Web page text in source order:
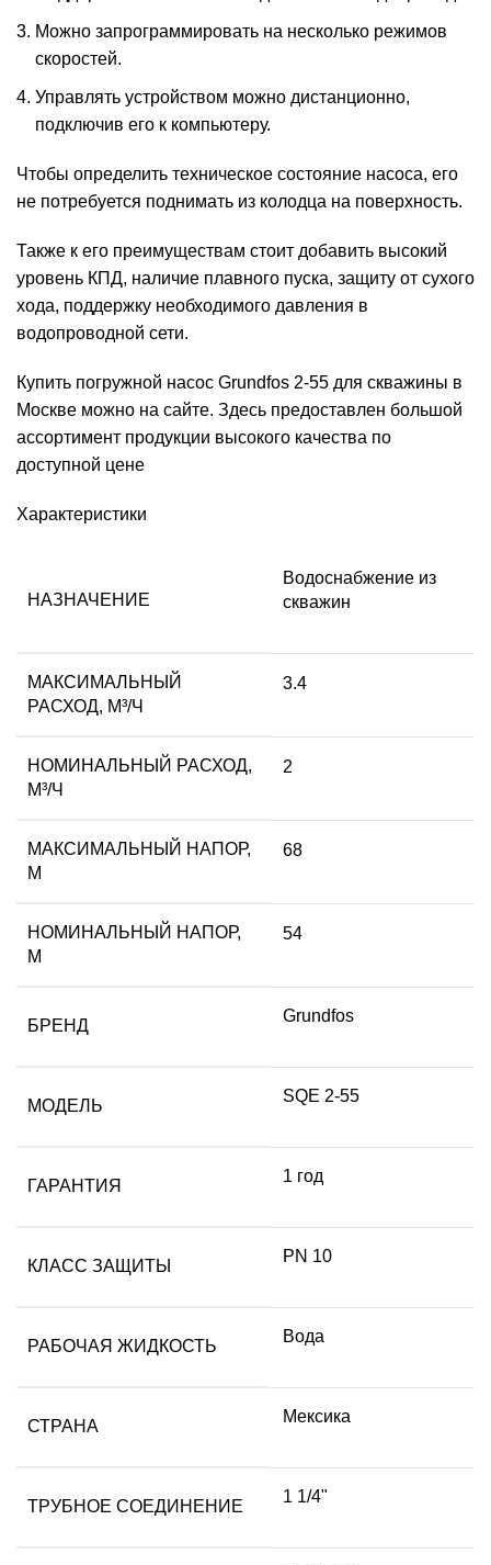
Можно запрограммировать на несколько режимов
скоростей.
Управлять устройством можно дистанционно,
подключив его к компьютеру.
Чтобы определить техническое состояние насоса, его
не потребуется поднимать из колодца на поверхность.
Также к его преимуществам стоит добавить высокий
уровень КПД, наличие плавного пуска, защиту от сухого
хода, поддержку необходимого давления в
водопроводной сети.
Купить погружной насос Grundfos 2-55 для скважины в
Москве можно на сайте. Здесь предоставлен большой
ассортимент продукции высокого качества по
доступной цене
Характеристики
НАЗНАЧЕНИЕ
Водоснабжение из
скважин
МАКСИМАЛЬНЫЙ
РАСХОД, М³/Ч
3.4
НОМИНАЛЬНЫЙ РАСХОД,
М³/Ч
2
МАКСИМАЛЬНЫЙ НАПОР,
М
68
НОМИНАЛЬНЫЙ НАПОР,
М
54
БРЕНД
Grundfos
МОДЕЛЬ
SQE 2-55
ГАРАНТИЯ
1 год
КЛАСС ЗАЩИТЫ
PN 10
РАБОЧАЯ ЖИДКОСТЬ
Вода
СТРАНА
Мексика
ТРУБНОЕ СОЕДИНЕНИЕ
1 1/4"